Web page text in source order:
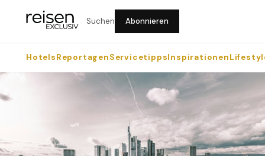
Suchen Abonnieren
HotelsReportagenServicetippsInspirationen